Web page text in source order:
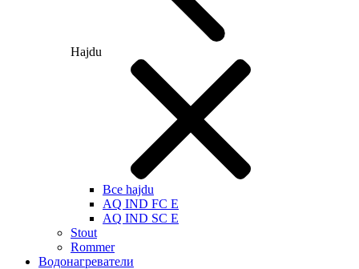
Hajdu
Все hajdu
AQ IND FC E
AQ IND SC E
Stout
Rommer
Водонагреватели